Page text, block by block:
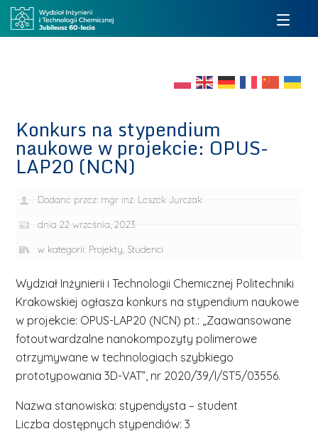
Konkurs na stypendium
naukowe w projekcie: OPUS-
LAP20 (NCN)
Dodane przez: mgr inż. Leszek Jurczak
dnia 22 września, 2023
w kategorii: Projekty, Studenci
Wydział Inżynierii i Technologii Chemicznej Politechniki
Krakowskiej ogłasza konkurs na stypendium naukowe
w projekcie: OPUS-LAP20 (NCN) pt.: „Zaawansowane
fotoutwardzalne nanokompozyty polimerowe
otrzymywane w technologiach szybkiego
prototypowania 3D-VAT”, nr 2020/39/I/ST5/03556.
Nazwa stanowiska: stypendysta – student
Liczba dostępnych stypendiów: 3